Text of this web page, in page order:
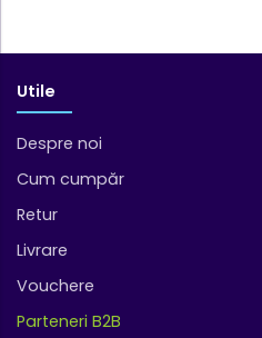
Utile
Despre noi
Cum cumpăr
Retur
Livrare
Vouchere
Parteneri B2B